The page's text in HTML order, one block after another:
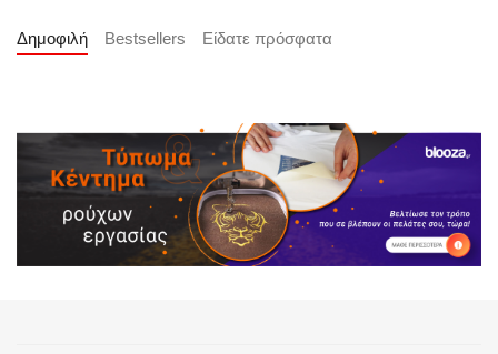
Δημοφιλή Bestsellers Είδατε πρόσφατα